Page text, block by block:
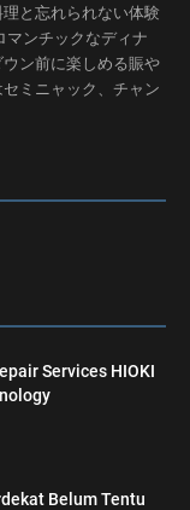
と忘れられない体験
マンチックなディナ
ン前に楽しめる賑や
ミニャック、チャン
Services HIOKI
Belum Tentu